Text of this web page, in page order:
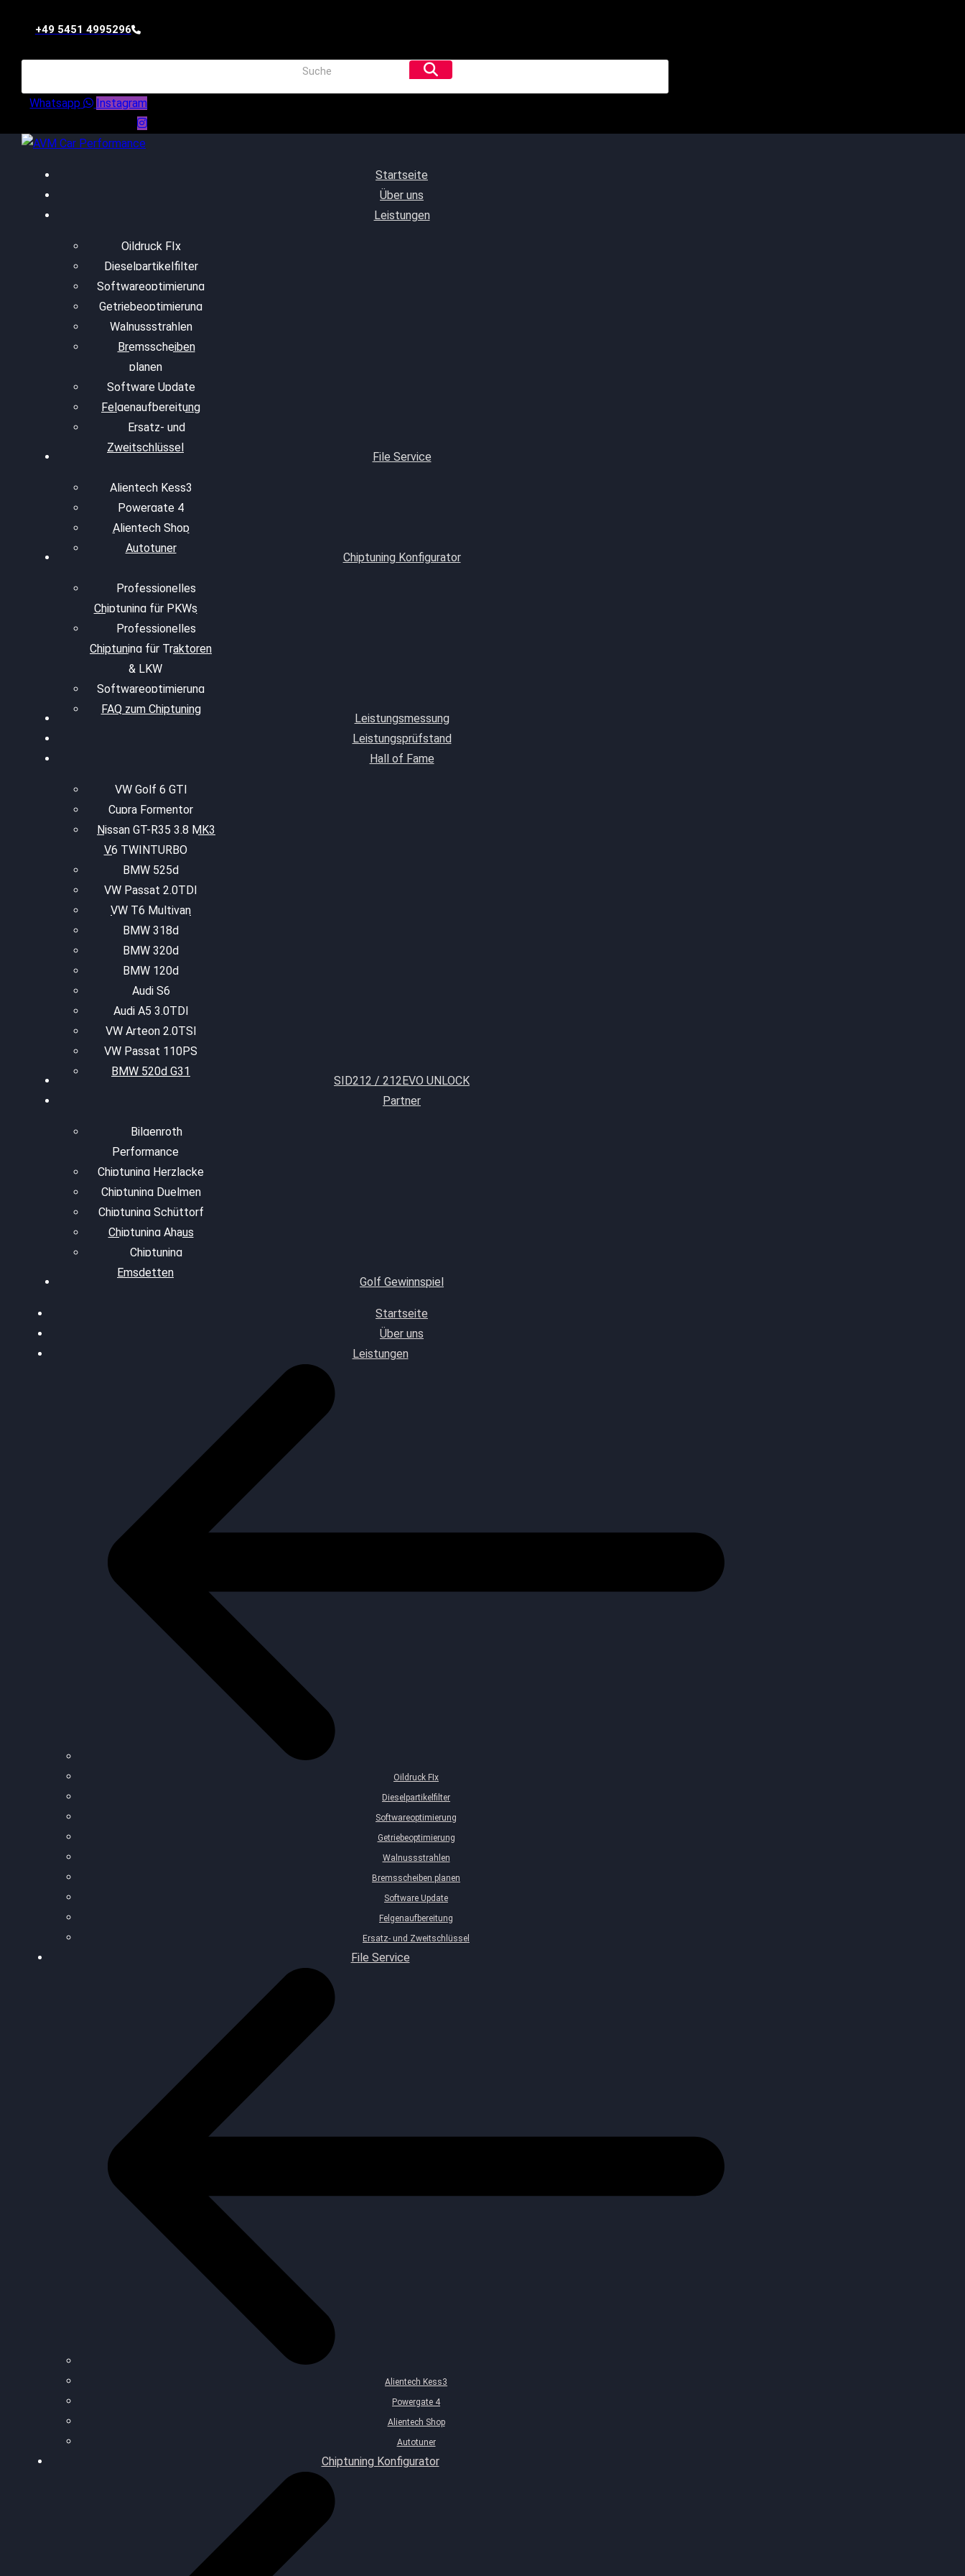
+49 5451 4995296
Whatsapp Instagram
Startseite
Über uns
Leistungen
Oildruck FIx
Dieselpartikelfilter
Softwareoptimierung
Getriebeoptimierung
Walnussstrahlen
Bremsscheiben
planen
Software Update
Felgenaufbereitung
Ersatz- und
Zweitschlüssel
File Service
Alientech Kess3
Powergate 4
Alientech Shop
Autotuner
Chiptuning Konfigurator
Professionelles
Chiptuning für PKWs
Professionelles
Chiptuning für Traktoren
& LKW
Softwareoptimierung
FAQ zum Chiptuning
Leistungsmessung
Leistungsprüfstand
Hall of Fame
VW Golf 6 GTI
Cupra Formentor
Nissan GT-R35 3.8 MK3
V6 TWINTURBO
BMW 525d
VW Passat 2.0TDI
VW T6 Multivan
BMW 318d
BMW 320d
BMW 120d
Audi S6
Audi A5 3.0TDI
VW Arteon 2.0TSI
VW Passat 110PS
BMW 520d G31
SID212 / 212EVO UNLOCK
Partner
Bilgenroth
Performance
Chiptuning Herzlacke
Chiptuning Duelmen
Chiptuning Schüttorf
Chiptuning Ahaus
Chiptuning
Emsdetten
Golf Gewinnspiel
Startseite
Über uns
Leistungen
Oildruck FIx
Dieselpartikelfilter
Softwareoptimierung
Getriebeoptimierung
Walnussstrahlen
Bremsscheiben planen
Software Update
Felgenaufbereitung
Ersatz- und Zweitschlüssel
File Service
Alientech Kess3
Powergate 4
Alientech Shop
Autotuner
Chiptuning Konfigurator